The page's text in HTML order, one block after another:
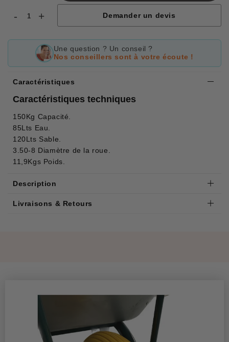
- + Demander un devis
Une question ? Un conseil ?
Nos conseillers sont à votre écoute !
Caractéristiques
Caractéristiques techniques
150Kg Capacité.
85Lts Eau.
120Lts Sable.
3.50-8 Diamètre de la roue.
11,9Kgs Poids.
Description
Livraisons & Retours